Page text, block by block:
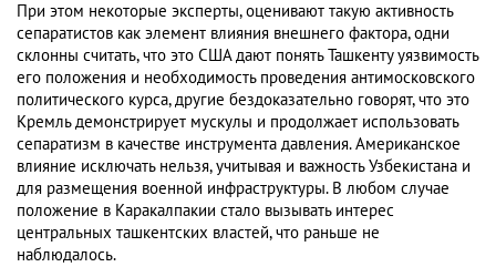
При этом некоторые эксперты, оценивают такую активность
сепаратистов как элемент влияния внешнего фактора, одни
склонны считать, что это США дают понять Ташкенту уязвимость
его положения и необходимость проведения антимосковского
политического курса, другие бездоказательно говорят, что это
Кремль демонстрирует мускулы и продолжает использовать
сепаратизм в качестве инструмента давления. Американское
влияние исключать нельзя, учитывая и важность Узбекистана и
для размещения военной инфраструктуры. В любом случае
положение в Каракалпакии стало вызывать интерес
центральных ташкентских властей, что раньше не
наблюдалось.